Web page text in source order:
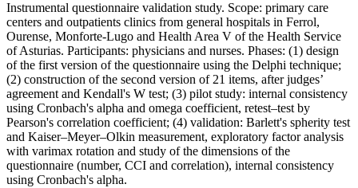
Instrumental questionnaire validation study. Scope: primary care
centers and outpatients clinics from general hospitals in Ferrol,
Ourense, Monforte-Lugo and Health Area V of the Health Service
of Asturias. Participants: physicians and nurses. Phases: (1) design
of the first version of the questionnaire using the Delphi technique;
(2) construction of the second version of 21 items, after judges’
agreement and Kendall's W test; (3) pilot study: internal consistency
using Cronbach's alpha and omega coefficient, retest–test by
Pearson's correlation coefficient; (4) validation: Barlett's spherity test
and Kaiser–Meyer–Olkin measurement, exploratory factor analysis
with varimax rotation and study of the dimensions of the
questionnaire (number, CCI and correlation), internal consistency
using Cronbach's alpha.